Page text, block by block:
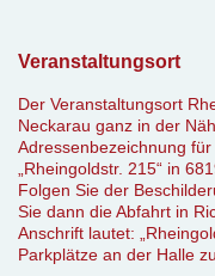
Veranstaltungsort
Der Veranstaltungsort
Neckarau ganz in der
Adressenbezeichnung
„Rheingoldstr. 215“ in
Folgen Sie der
Sie dann die Abfahrt in
Anschrift lautet:
Parkplätze an der Halle